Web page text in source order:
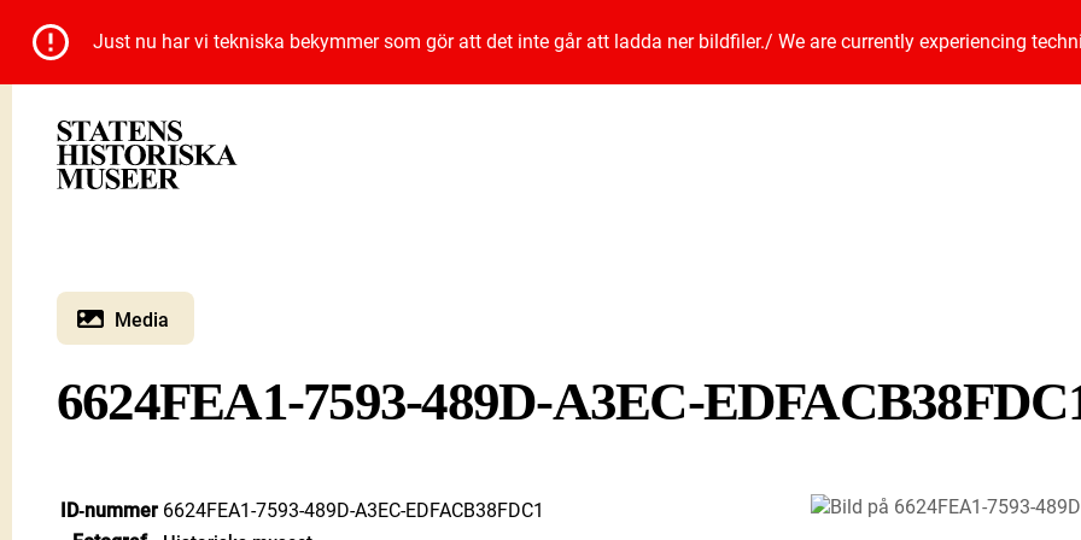
Just nu har vi tekniska bekymmer som gör att det inte går att ladda ner bildfiler./ We are currently experiencing
Media
6624FEA1-7593-489D-A3EC-
ID‑nummer 6624FEA1-7593-489D-A3EC-EDFACB38FDC1